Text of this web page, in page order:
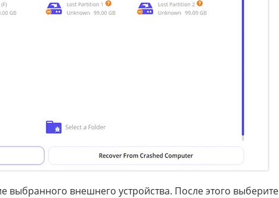
выбранного внешнего устройства. После этого выберите